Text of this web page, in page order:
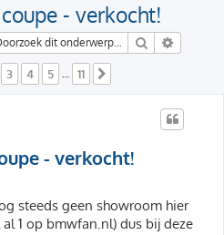
- verkocht!
Zoek
van 11
3 4 5 11
- verkocht!
steeds geen showroom hier
1 op bmwfan.nl) dus bij deze